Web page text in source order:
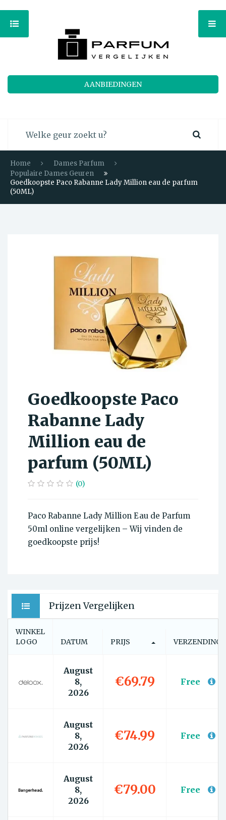
AANBIEDINGEN
Home
Dames Parfum
Populaire Dames Geuren
Goedkoopste Paco Rabanne Lady Million eau de parfum
(50ML)
Goedkoopste Paco
Rabanne Lady
Million eau de
parfum (50ML)
(0)
Paco Rabanne Lady Million Eau de Parfum
50ml online vergelijken – Wij vinden de
goedkoopste prijs!
Prijzen Vergelijken
WINKEL
LOGO
DATUM PRIJS VERZENDING
August
8,
2026
€69.79 Free
August
8,
2026
€74.99 Free
August
8,
2026
€79.00 Free